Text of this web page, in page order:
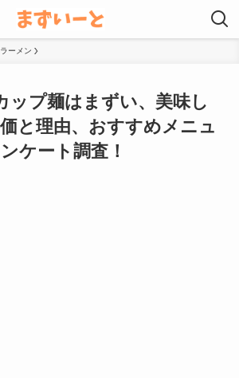
ラーメン
ップ麺はまずい、美味し
と理由、おすすめメニュ
ケート調査！